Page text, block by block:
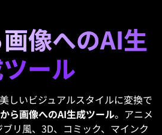
像へのAI生
ール
しいビジュアルスタイルに変換で
ら画像へのAI生成ツール。アニメ
リ風、3D、コミック、マインク